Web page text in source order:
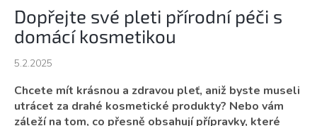
Dopřejte své pleti přírodní péči s
domácí kosmetikou
5.2.2025
Chcete mít krásnou a zdravou pleť, aniž byste museli
utrácet za drahé kosmetické produkty? Nebo vám
záleží na tom, co přesně obsahují přípravky, které